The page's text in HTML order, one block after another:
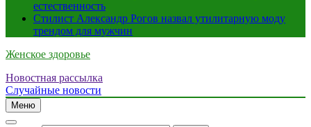
естественность
Стилист Александр Рогов назвал утилитарную моду
трендом для мужчин
Женское здоровье
Новостная рассылка
Случайные новости
Меню